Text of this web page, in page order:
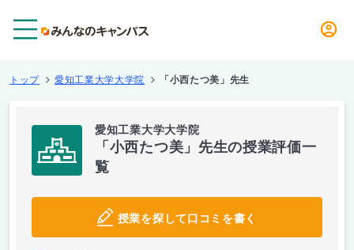
トップ 愛知工業大学大学院 「小西たつ美」先生
愛知工業大学大学院
「小西たつ美」先生の授業評価一
覧
授業を探して口コミを書く